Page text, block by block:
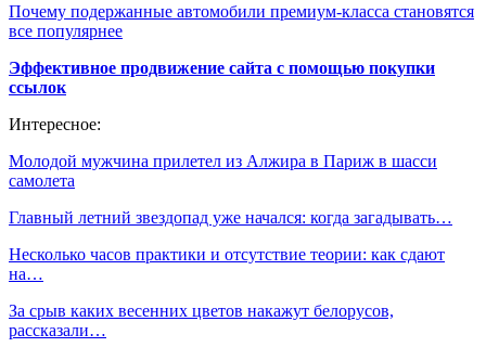
Почему подержанные автомобили премиум-класса становятся
все популярнее
Эффективное продвижение сайта с помощью покупки
ссылок
Интересное:
Молодой мужчина прилетел из Алжира в Париж в шасси
самолета
Главный летний звездопад уже начался: когда загадывать…
Несколько часов практики и отсутствие теории: как сдают
на…
За срыв каких весенних цветов накажут белорусов,
рассказали…